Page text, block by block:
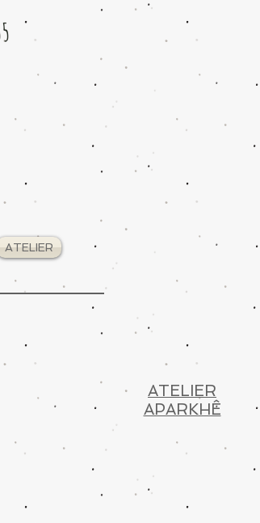
ATELIER
ATELIER
APARKHÊ